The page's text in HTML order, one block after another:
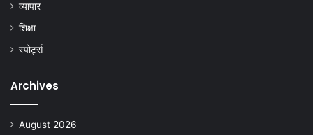
व्यापार
शिक्षा
स्पोर्ट्स
Archives
August 2026